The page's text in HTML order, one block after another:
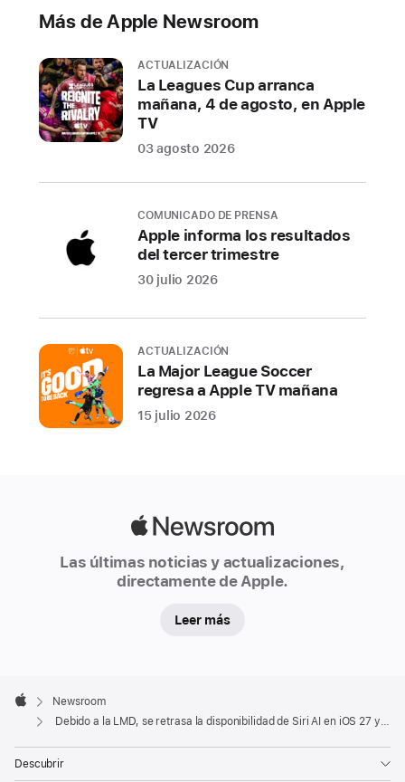
UE
estará
disponible
para
los
usuarios
de
en
macOS 27
visionOS 27
Apple
presentó
hoy
Siri
nueva
de
por
Lamentablemente,
Más de Apple Newsroom
ACTUALIZACIÓN
La Leagues Cup arranca
mañana, 4 de agosto, en Apple
TV
03 agosto 2026
COMUNICADO DE PRENSA
Apple informa los resultados
del tercer trimestre
30 julio 2026
ACTUALIZACIÓN
La Major League Soccer
regresa a Apple TV mañana
15 julio 2026
Las últimas noticias y actualizaciones,
directamente de Apple.
Leer más
Footer

Apple
Newsroom
Debido a la LMD, se retrasa la disponibilidad de Siri AI en iOS 27 y iPadOS 27 para la UE
Descubrir